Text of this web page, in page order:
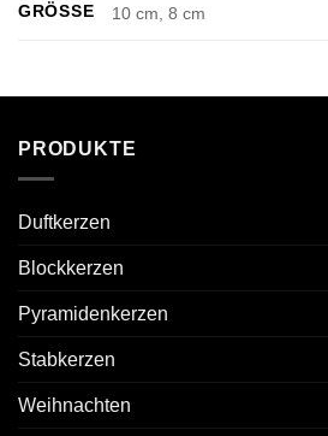
GRÖSSE 10 cm, 8 cm
PRODUKTE
Duftkerzen
Blockkerzen
Pyramidenkerzen
Stabkerzen
Weihnachten